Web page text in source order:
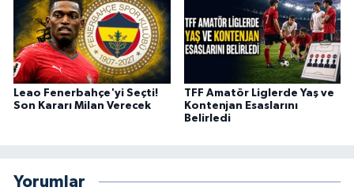
Leao Fenerbahçe'yi Seçti!
Son Kararı Milan Verecek
TFF Amatör Liglerde Yaş ve
Kontenjan Esaslarını
Belirledi
Yorumlar